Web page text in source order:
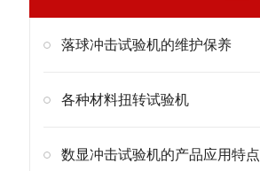
落球冲击试验机的维护保养
各种材料扭转试验机
数显冲击试验机的产品应用特点